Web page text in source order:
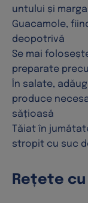
untului și
Guacamole,
deopotrivă
Se mai
preparate
În salate,
produce
sățioasă
Tăiat în
stropit cu suc
Rețete